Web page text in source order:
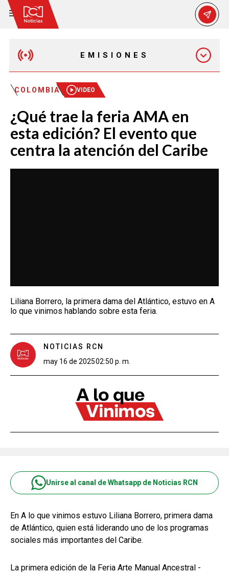
EMISIONES
MAÑANA EXPRESS
EMISIÓN 12:30 PM
EMISIÓN 7:00 PM
COLOMBIA VIDEO
¿Qué trae la feria AMA en
esta edición? El evento que
centra la atención del Caribe
Liliana Borrero, la primera dama del Atlántico, estuvo en A
lo que vinimos hablando sobre esta feria.
NOTICIAS RCN
may 16 de 202502:50 p. m.
Unirse al canal de Whatsapp de Noticias RCN
En A lo que vinimos estuvo Liliana Borrero, primera dama
de Atlántico, quien está liderando uno de los programas
sociales más importantes del Caribe.
La primera edición de la Feria Arte Manual Ancestral -